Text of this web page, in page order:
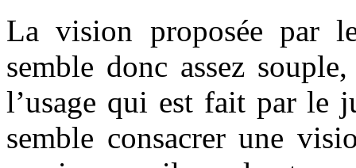
La vision proposée par
semble donc assez
l’usage qui est fait par le
semble consacrer une